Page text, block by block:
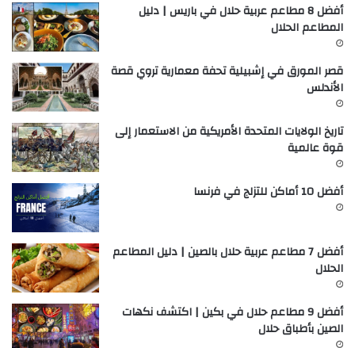
أفضل 8 مطاعم عربية حلال في باريس | دليل
المطاعم الحلال
قصر المورق في إشبيلية تحفة معمارية تروي قصة
الأندلس
تاريخ الولايات المتحدة الأمريكية من الاستعمار إلى
قوة عالمية
أفضل 10 أماكن للتزلج في فرنسا
أفضل 7 مطاعم عربية حلال بالصين | دليل المطاعم
الحلال
أفضل 9 مطاعم حلال في بكين | اكتشف نكهات
الصين بأطباق حلال